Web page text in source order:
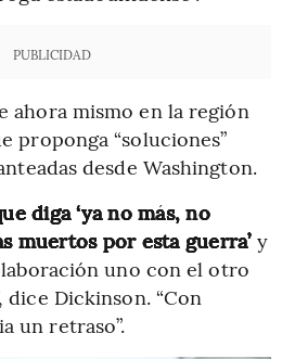
PUBLICIDAD
ahora mismo en la región
proponga “soluciones”
desde Washington.
diga ‘ya no más, no
muertos por esta guerra’y
uno con el otro
dice Dickinson. “Con
un retraso”.